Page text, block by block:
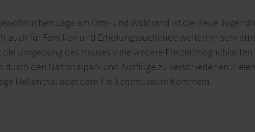
Lage am Orts- und Waldrand ist die neue
auch für Familien und Erholungssuchende weiterhin sehr
Umgebung des Hauses viele weitere
durch den Nationalpark und Ausflüge zu verschiedenen
Hellenthal oder dem Freilichtmuseum Kommern.